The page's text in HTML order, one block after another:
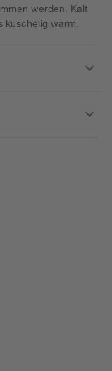
werden. Kalt
kuschelig warm.